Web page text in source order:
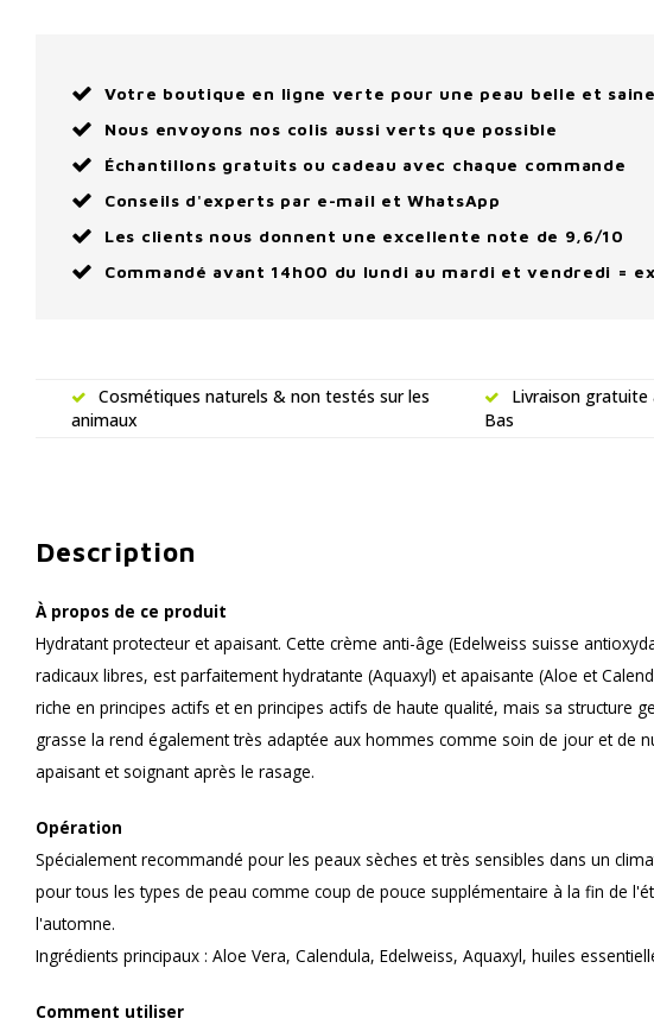
Votre boutique en ligne verte pour une peau belle et
Nous envoyons nos colis aussi verts que possible
Échantillons gratuits ou cadeau avec chaque commande
Conseils d'experts par e-mail et WhatsApp
Les clients nous donnent une excellente note de 9,6/10
Commandé avant 14h00 du lundi au mardi et vendredi =
Cosmétiques naturels & non testés sur les
animaux
Livraison gratuite
Bas
Description
À propos de ce produit
Hydratant protecteur et apaisant. Cette crème anti-âge (Edelweiss suisse
radicaux libres, est parfaitement hydratante (Aquaxyl) et apaisante (Aloe et
riche en principes actifs et en principes actifs de haute qualité, mais sa structure
grasse la rend également très adaptée aux hommes comme soin de jour et de
apaisant et soignant après le rasage.
Opération
Spécialement recommandé pour les peaux sèches et très sensibles dans un
pour tous les types de peau comme coup de pouce supplémentaire à la fin de
l'automne.
Ingrédients principaux : Aloe Vera, Calendula, Edelweiss, Aquaxyl, huiles
Comment utiliser